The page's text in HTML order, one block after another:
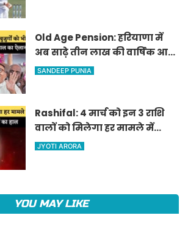
Old Age Pension: हरियाणा में
अब साढ़े तीन लाख की वार्षिक आय
वाले बुजुर्गों को भी मिलेगी बुढ़ापा
SANDEEP PUNIA
Rashifal: 4 मार्च को इन 3 राशि
वालों को मिलेगा हर मामले में
किस्मत का साथ, पढ़ें 12 राशियों का
JYOTI ARORA
YOU MAY LIKE